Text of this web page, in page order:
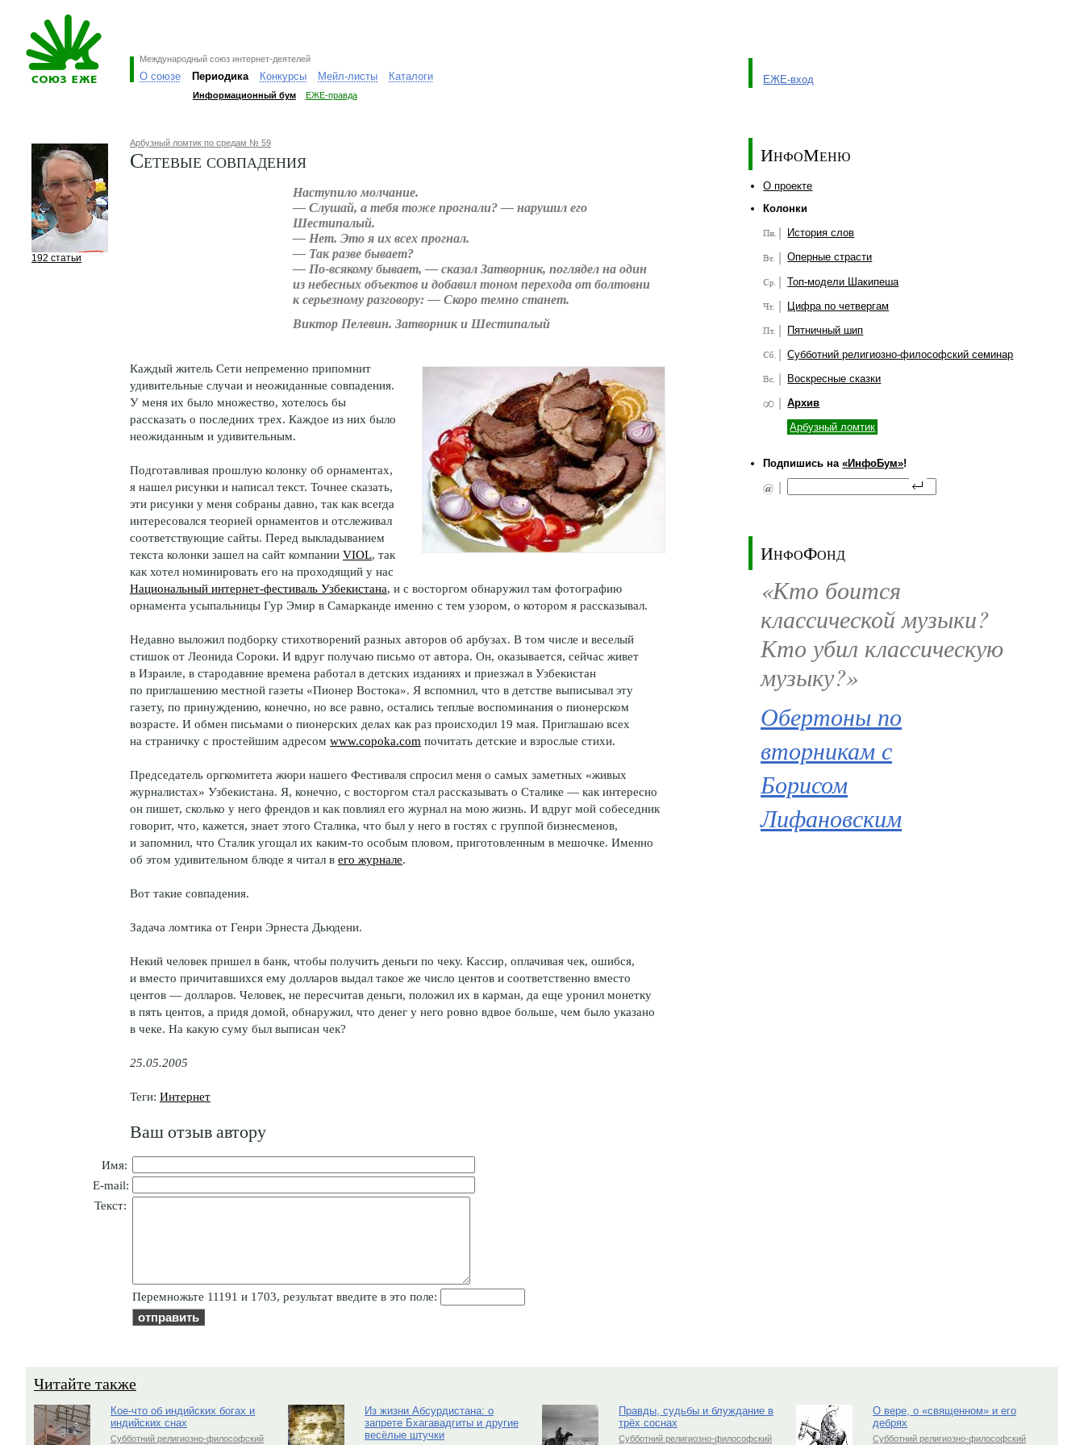
Международный союз интернет-деятелей
О союзе Периодика Конкурсы Мейл-листы Каталоги
Информационный бум ЕЖЕ-правда
ЕЖЕ-вход
192 статьи
Арбузный ломтик по средам № 59
Сетевые совпадения
Наступило молчание.
— Слушай, а тебя тоже прогнали? — нарушил его
Шестипалый.
— Нет. Это я их всех прогнал.
— Так разве бывает?
— По-всякому бывает, — сказал Затворник, поглядел на один
из небесных объектов и добавил тоном перехода от болтовни
к серьезному разговору: — Скоро темно станет.
Виктор Пелевин. Затворник и Шестипалый
Каждый житель Сети непременно припомнит
удивительные случаи и неожиданные совпадения.
У меня их было множество, хотелось бы
рассказать о последних трех. Каждое из них было
неожиданным и удивительным.
Подготавливая прошлую колонку об орнаментах,
я нашел рисунки и написал текст. Точнее сказать,
эти рисунки у меня собраны давно, так как всегда
интересовался теорией орнаментов и отслеживал
соответствующие сайты. Перед выкладыванием
текста колонки зашел на сайт компании VIOL, так
как хотел номинировать его на проходящий у нас
Национальный интернет-фестиваль Узбекистана, и с восторгом обнаружил там фотографию
орнамента усыпальницы Гур Эмир в Самарканде именно с тем узором, о котором я рассказывал.
Недавно выложил подборку стихотворений разных авторов об арбузах. В том числе и веселый
стишок от Леонида Сороки. И вдруг получаю письмо от автора. Он, оказывается, сейчас живет
в Израиле, в стародавние времена работал в детских изданиях и приезжал в Узбекистан
по приглашению местной газеты «Пионер Востока». Я вспомнил, что в детстве выписывал эту
газету, по принуждению, конечно, но все равно, остались теплые воспоминания о пионерском
возрасте. И обмен письмами о пионерских делах как раз происходил 19 мая. Приглашаю всех
на страничку с простейшим адресом www.copoka.com почитать детские и взрослые стихи.
Председатель оргкомитета жюри нашего Фестиваля спросил меня о самых заметных «живых
журналистах» Узбекистана. Я, конечно, с восторгом стал рассказывать о Сталике — как интересно
он пишет, сколько у него френдов и как повлиял его журнал на мою жизнь. И вдруг мой собеседник
говорит, что, кажется, знает этого Сталика, что был у него в гостях с группой бизнесменов,
и запомнил, что Сталик угощал их каким-то особым пловом, приготовленным в мешочке. Именно
об этом удивительном блюде я читал в его журнале.
Вот такие совпадения.
Задача ломтика от Генри Эрнеста Дьюдени.
Некий человек пришел в банк, чтобы получить деньги по чеку. Кассир, оплачивая чек, ошибся,
и вместо причитавшихся ему долларов выдал такое же число центов и соответственно вместо
центов — долларов. Человек, не пересчитав деньги, положил их в карман, да еще уронил монетку
в пять центов, а придя домой, обнаружил, что денег у него ровно вдвое больше, чем было указано
в чеке. На какую суму был выписан чек?
25.05.2005
Теги: Интернет
Ваш отзыв автору
Имя:
E-mail:
Текст:
Пepeмнoжьтe 11191 и 1703, результат введите в это поле:
ИнфоМеню
О проекте
Колонки
История слов
Оперные страсти
Топ-модели Шакипеша
Цифра по четвергам
Пятничный шип
Субботний религиозно-философский семинар
Воскресные сказки
Архив
Арбузный ломтик
Подпишись на«ИнфоБум»!
ИнфоФонд
«Кто боится
классической музыки?
Кто убил классическую
музыку?»
Обертоны по
вторникам с
Борисом
Лифановским
Читайте также
Кое-что об индийских богах и
индийских снах
Субботний религиозно-философский
Из жизни Абсурдистана: о
запрете Бхагавадгиты и другие
весёлые штучки
Правды, судьбы и блуждание в
трёх соснах
Субботний религиозно-философский
О вере, о «священном» и его
дебрях
Субботний религиозно-философский